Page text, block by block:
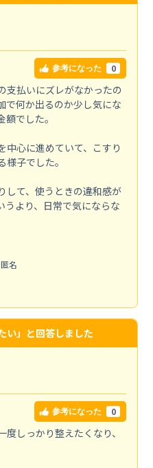
参考になった 0
支払いにズレがなかったの
で何か出るのか少し気にな
でした。
中心に進めていて、こすり
子でした。
して、使うときの違和感が
うより、日常で気にならな
名
い」と回答しました
参考になった 0
しっかり整えたくなり、